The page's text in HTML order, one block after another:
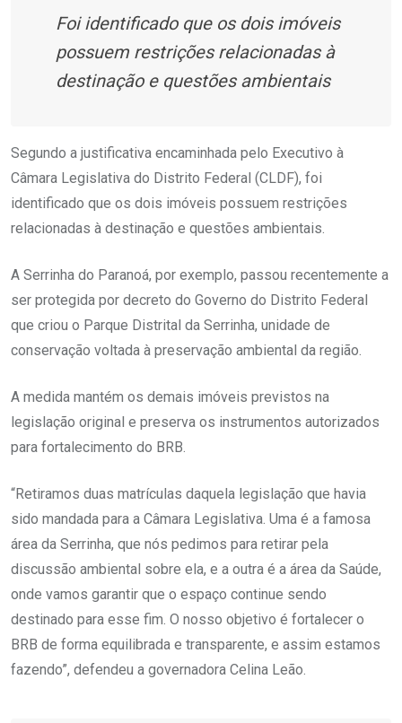
Foi identificado que os dois imóveis
possuem restrições relacionadas à
destinação e questões ambientais
Segundo a justificativa encaminhada pelo Executivo à
Câmara Legislativa do Distrito Federal (CLDF), foi
identificado que os dois imóveis possuem restrições
relacionadas à destinação e questões ambientais.
A Serrinha do Paranoá, por exemplo, passou recentemente a
ser protegida por decreto do Governo do Distrito Federal
que criou o Parque Distrital da Serrinha, unidade de
conservação voltada à preservação ambiental da região.
A medida mantém os demais imóveis previstos na
legislação original e preserva os instrumentos autorizados
para fortalecimento do BRB.
“Retiramos duas matrículas daquela legislação que havia
sido mandada para a Câmara Legislativa. Uma é a famosa
área da Serrinha, que nós pedimos para retirar pela
discussão ambiental sobre ela, e a outra é a área da Saúde,
onde vamos garantir que o espaço continue sendo
destinado para esse fim. O nosso objetivo é fortalecer o
BRB de forma equilibrada e transparente, e assim estamos
fazendo”, defendeu a governadora Celina Leão.